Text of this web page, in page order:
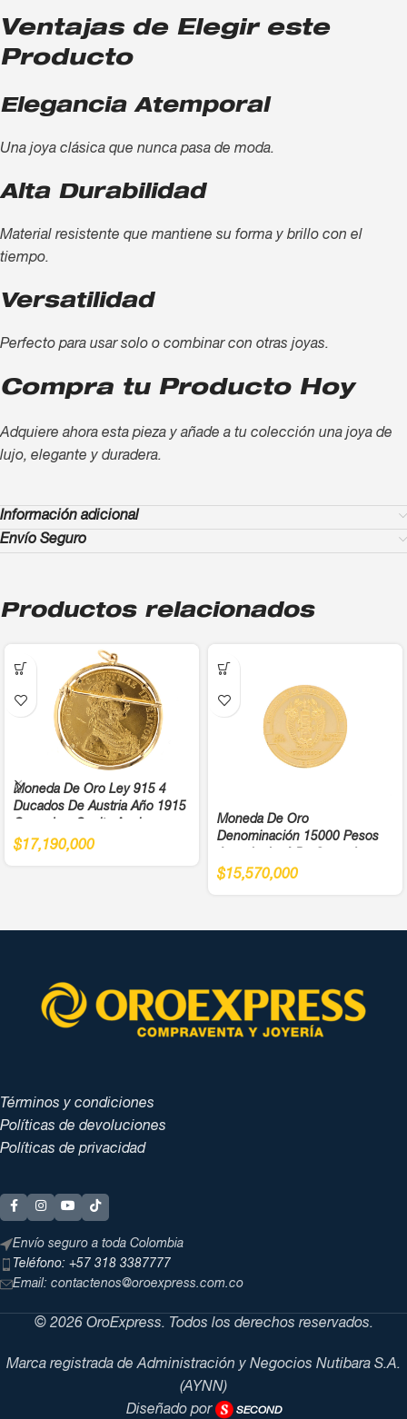
Ventajas de Elegir este
Producto
Elegancia Atemporal
Una joya clásica que nunca pasa de moda.
Alta Durabilidad
Material resistente que mantiene su forma y brillo con el
tiempo.
Versatilidad
Perfecto para usar solo o combinar con otras joyas.
Compra tu Producto Hoy
Adquiere ahora esta pieza y añade a tu colección una joya de
lujo, elegante y duradera.
Información adicional
Envío Seguro
Productos relacionados
Moneda De Oro Ley 915 4
Ducados De Austria Año 1915
4,5Cm
$17,190,000
Moneda De Oro
Denominación 15000 Pesos
900
$15,570,000
Términos y condiciones
Políticas de devoluciones
Políticas de privacidad
Envío seguro a toda Colombia
Teléfono: +57 318 3387777
Email: contactenos@oroexpress.com.co
© 2026 OroExpress. Todos los derechos reservados.
Marca registrada de Administración y Negocios Nutibara S.A.
(AYNN)
Diseñado por
SECOND